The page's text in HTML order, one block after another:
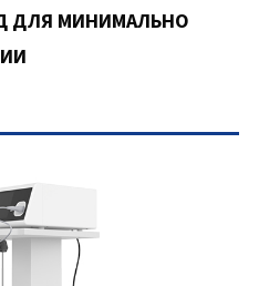
ДЛЯ МИНИМАЛЬНО